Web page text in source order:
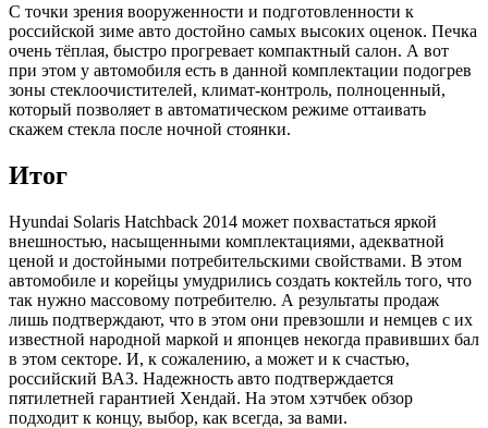
С точки зрения вооруженности и подготовленности к
российской зиме авто достойно самых высоких оценок. Печка
очень тёплая, быстро прогревает компактный салон. А вот
при этом у автомобиля есть в данной комплектации подогрев
зоны стеклоочистителей, климат-контроль, полноценный,
который позволяет в автоматическом режиме оттаивать
скажем стекла после ночной стоянки.
Итог
Hyundai Solaris Hatchback 2014 может похвастаться яркой
внешностью, насыщенными комплектациями, адекватной
ценой и достойными потребительскими свойствами. В этом
автомобиле и корейцы умудрились создать коктейль того, что
так нужно массовому потребителю. А результаты продаж
лишь подтверждают, что в этом они превзошли и немцев с их
известной народной маркой и японцев некогда правивших бал
в этом секторе. И, к сожалению, а может и к счастью,
российский ВАЗ. Надежность авто подтверждается
пятилетней гарантией Хендай. На этом хэтчбек обзор
подходит к концу, выбор, как всегда, за вами.